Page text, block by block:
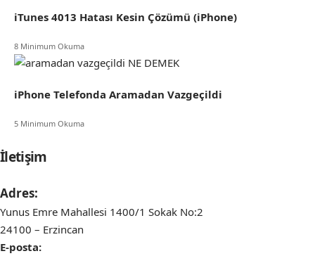
iTunes 4013 Hatası Kesin Çözümü (iPhone)
8 Minimum Okuma
iPhone Telefonda Aramadan Vazgeçildi
5 Minimum Okuma
İletişim
Adres:
Yunus Emre Mahallesi 1400/1 Sokak No:2
24100 – Erzincan
E-posta: